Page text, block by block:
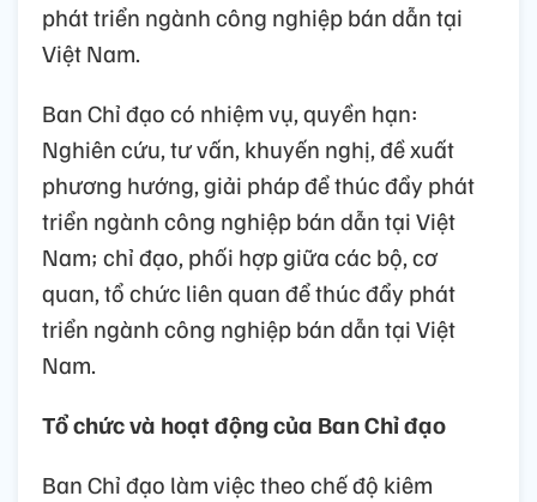
phát triển ngành công nghiệp bán dẫn tại
Việt Nam.
Ban Chỉ đạo có nhiệm vụ, quyền hạn:
Nghiên cứu, tư vấn, khuyến nghị, đề xuất
phương hướng, giải pháp để thúc đẩy phát
triển ngành công nghiệp bán dẫn tại Việt
Nam; chỉ đạo, phối hợp giữa các bộ, cơ
quan, tổ chức liên quan để thúc đẩy phát
triển ngành công nghiệp bán dẫn tại Việt
Nam.
Tổ chức và hoạt động của Ban Chỉ đạo
Ban Chỉ đạo làm việc theo chế độ kiêm